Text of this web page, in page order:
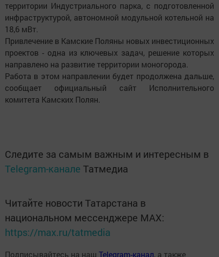
территории Индустриального парка, с подготовленной
инфраструктурой, автономной модульной котельной на
18,6 мВт.
Привлечение в Камские Поляны новых инвестиционных
проектов - одна из ключевых задач, решение которых
направлено на развитие территории моногорода.
Работа в этом направлении будет продолжена дальше,
сообщает официальный сайт Исполнительного
комитета Камских Полян.
Следите за самым важным и интересным в
Telegram-канале Татмедиа
Читайте новости Татарстана в
национальном мессенджере MАХ:
https://max.ru/tatmedia
Подписывайтесь на наш Telegram-канал, а также